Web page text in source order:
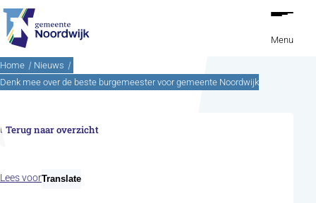
Ga naar de inhoud
Menu
Home
Nieuws
Denk mee over de beste burgemeester voor gemeente Noordwijk
Terug naar overzicht
Lees voorTranslate